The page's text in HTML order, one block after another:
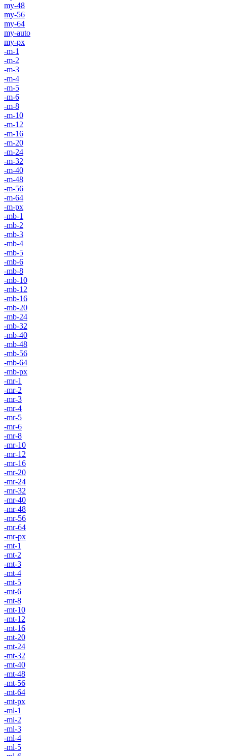
my-48
my-56
my-64
my-auto
my-px
-m-1
-m-2
-m-3
-m-4
-m-5
-m-6
-m-8
-m-10
-m-12
-m-16
-m-20
-m-24
-m-32
-m-40
-m-48
-m-56
-m-64
-m-px
-mb-1
-mb-2
-mb-3
-mb-4
-mb-5
-mb-6
-mb-8
-mb-10
-mb-12
-mb-16
-mb-20
-mb-24
-mb-32
-mb-40
-mb-48
-mb-56
-mb-64
-mb-px
-mr-1
-mr-2
-mr-3
-mr-4
-mr-5
-mr-6
-mr-8
-mr-10
-mr-12
-mr-16
-mr-20
-mr-24
-mr-32
-mr-40
-mr-48
-mr-56
-mr-64
-mr-px
-mt-1
-mt-2
-mt-3
-mt-4
-mt-5
-mt-6
-mt-8
-mt-10
-mt-12
-mt-16
-mt-20
-mt-24
-mt-32
-mt-40
-mt-48
-mt-56
-mt-64
-mt-px
-ml-1
-ml-2
-ml-3
-ml-4
-ml-5